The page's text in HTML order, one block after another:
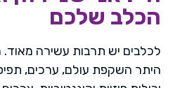
הכלב שלכם
לכלבים יש תרבות עשירה מאוד.
היתר השקפת עולם, ערכים,